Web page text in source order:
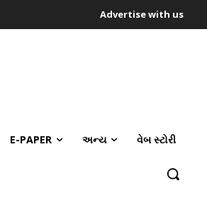
Advertise with us
E-PAPER અન્ય વેબ સ્ટોરી